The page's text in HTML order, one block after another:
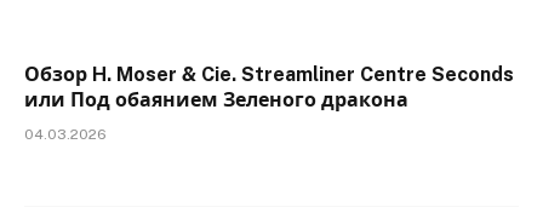
Обзор H. Moser & Cie. Streamliner Centre Seconds
или Под обаянием Зеленого дракона
04.03.2026